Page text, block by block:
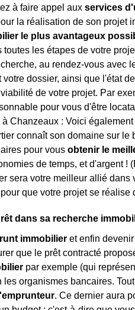
à faire appel aux services
la réalisation de son projet
le plus avantageux
les étapes de votre
au rendez-vous avec
votre dossier, ainsi que l'état
de votre projet. Par
pour vous d'être
Chanzeaux : Voici
connaît son domaine sur
pour vous obtenir le
de temps, et d'argent
sera votre meilleur allié
que votre projet se réalise
dans sa recherche
immobilier et enfin
que le prêt contracté
par exemple (qui
organismes bancaires.
. Ce dernier aura